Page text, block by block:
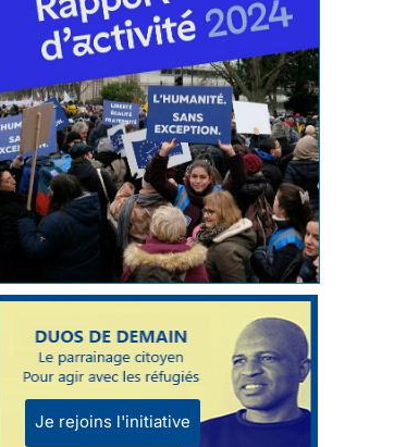
Je rejoins l'initiative